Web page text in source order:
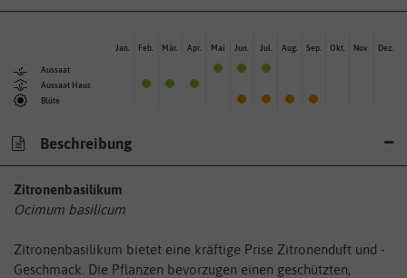
Aussaat
Aussaat Haus
Blüte
Jan. Feb. Mär. Apr. Mai Jun. Jul. Aug. Sep. Okt. Nov. Dez.
Beschreibung
Zitronenbasilikum
Ocimum basilicum
Zitronenbasilikum bietet eine kräftige Prise Zitronenduft und -
Geschmack. Die Pflanzen bevorzugen einen geschützten,